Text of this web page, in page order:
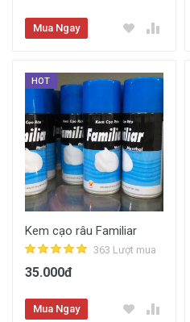
Mua Ngay
HOT
Kem cạo râu Familiar
363 Lượt mua
35.000đ
Mua Ngay